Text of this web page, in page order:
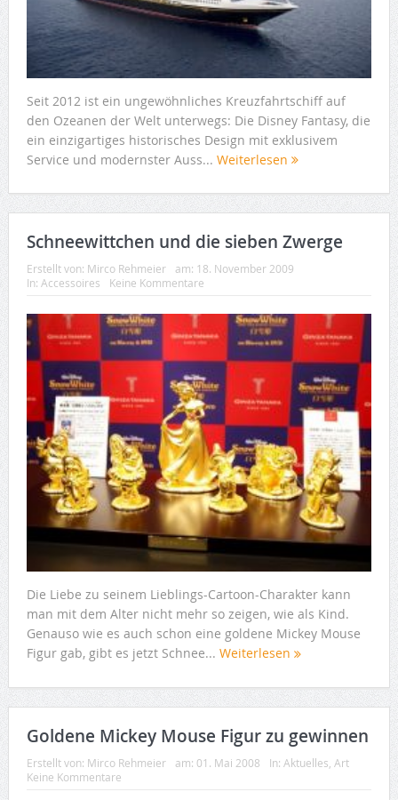
Seit 2012 ist ein ungewöhnliches Kreuzfahrtschiff auf
den Ozeanen der Welt unterwegs: Die Disney Fantasy, die
ein einzigartiges historisches Design mit exklusivem
Service und modernster Auss... Weiterlesen
Schneewittchen und die sieben Zwerge
Erstellt von: Mirco Rehmeier am: 18. November 2009
In: Accessoires Keine Kommentare
Die Liebe zu seinem Lieblings-Cartoon-Charakter kann
man mit dem Alter nicht mehr so zeigen, wie als Kind.
Genauso wie es auch schon eine goldene Mickey Mouse
Figur gab, gibt es jetzt Schnee... Weiterlesen
Goldene Mickey Mouse Figur zu gewinnen
Erstellt von: Mirco Rehmeier am: 01. Mai 2008 In: Aktuelles Art
Keine Kommentare